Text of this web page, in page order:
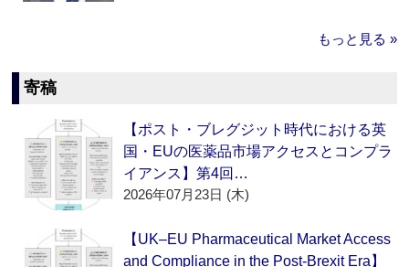
もっと見る »
寄稿
【ポスト・ブレグジット時代における英
国・EUの医薬品市場アクセスとコンプラ
イアンス】第4回…
2026年07月23日 (木)
【UK–EU Pharmaceutical Market Access
and Compliance in the Post-Brexit Era】